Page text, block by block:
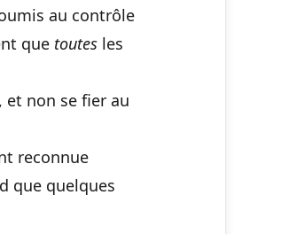
au contrôle
que toutes les
, et non se fier au
reconnue
que quelques